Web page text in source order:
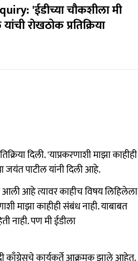
'ईडीच्या चौकशीला मी
रोखठोक प्रतिक्रिया
दिली. 'याप्रकरणाशी माझा काहीही
जयंत पाटील यांनी दिली आहे.
आहे त्यावर काहीच विषय लिहिलेला
माझा काहीही संबंध नाही. याबाबत
नाही. पण मी ईडीला